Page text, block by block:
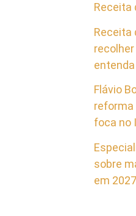
Receita
Receita
recolher
entenda
Flávio
foca no
sobre
em 2027